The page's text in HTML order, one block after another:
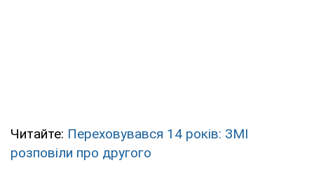
Читайте: Переховувався 14 років: ЗМІ
розповіли про другого